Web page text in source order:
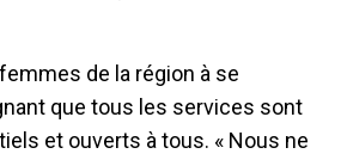
»
de la région à se
que tous les services sont
et ouverts à tous. « Nous ne